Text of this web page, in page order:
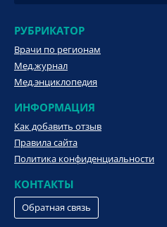
РУБРИКАТОР
Врачи по регионам
Мед.журнал
Мед.энциклопедия
ИНФОРМАЦИЯ
Как добавить отзыв
Правила сайта
Политика конфиденциальности
КОНТАКТЫ
Обратная связь